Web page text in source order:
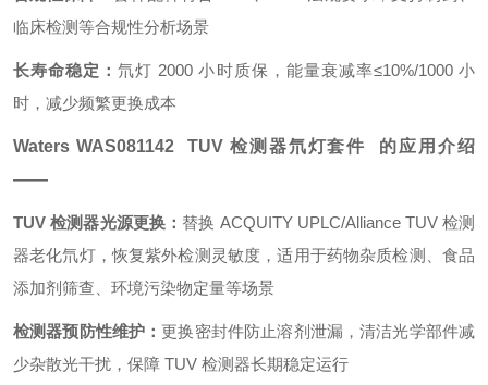
临床检测等合规性分析场景
长寿命稳定：氘灯 2000 小时质保，能量衰减率≤10%/1000 小
时，减少频繁更换成本
Waters WAS081142 TUV 检测器氘灯套件 的应用介绍
——
TUV 检测器光源更换： 替换 ACQUITY UPLC/Alliance TUV 检测
器老化氘灯，恢复紫外检测灵敏度，适用于药物杂质检测、食品
添加剂筛查、环境污染物定量等场景
检测器预防性维护： 更换密封件防止溶剂泄漏，清洁光学部件减
少杂散光干扰，保障 TUV 检测器长期稳定运行